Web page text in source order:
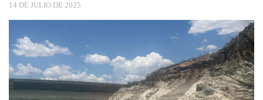
14 DE JULIO DE 2025